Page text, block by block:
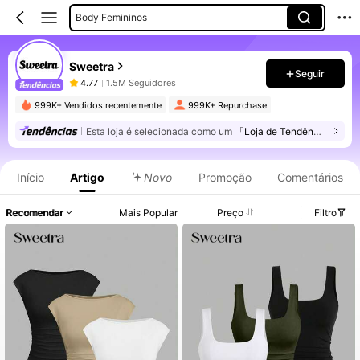
Body Femininos
Vestidos Longos Femininos
Calça Feminina
Sweetra
4.77 1.5M Seguidores
Seguir
999K+ Vendidos recentemente 999K+ Repurchase
Esta loja é selecionada como um 「Loja de Tendências」
Início Artigo Novo Promoção Comentários
Recomendar Mais Popular Preço Filtro